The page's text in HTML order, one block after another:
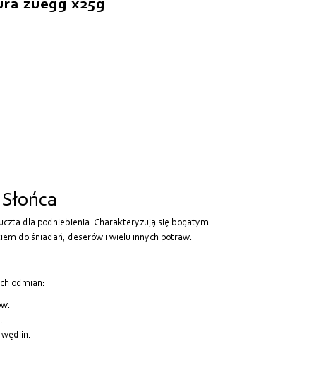
zuegg x25g
dla podniebienia. Charakteryzują się bogatym
do śniadań, deserów i wielu innych potraw.
odmian: